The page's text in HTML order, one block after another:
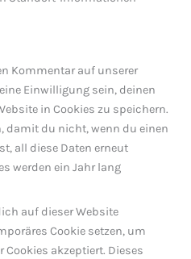
Kommentar auf unserer
Einwilligung sein, deinen
in Cookies zu speichern.
damit du nicht, wenn du einen
all diese Daten erneut
werden ein Jahr lang
auf dieser Website
Cookie setzen, um
akzeptiert. Dieses